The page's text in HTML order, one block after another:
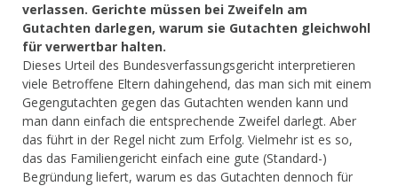
verlassen. Gerichte müssen bei Zweifeln am
Gutachten darlegen, warum sie Gutachten gleichwohl
für verwertbar halten.
Dieses Urteil des Bundesverfassungsgericht interpretieren
viele Betroffene Eltern dahingehend, das man sich mit einem
Gegengutachten gegen das Gutachten wenden kann und
man dann einfach die entsprechende Zweifel darlegt. Aber
das führt in der Regel nicht zum Erfolg. Vielmehr ist es so,
das das Familiengericht einfach eine gute (Standard-)
Begründung liefert, warum es das Gutachten dennoch für